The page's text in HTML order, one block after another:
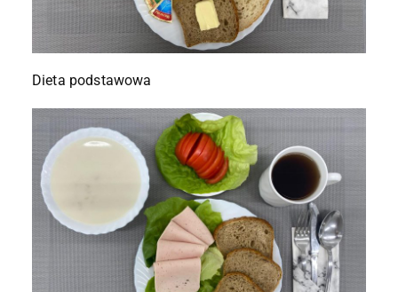
Dieta podstawowa